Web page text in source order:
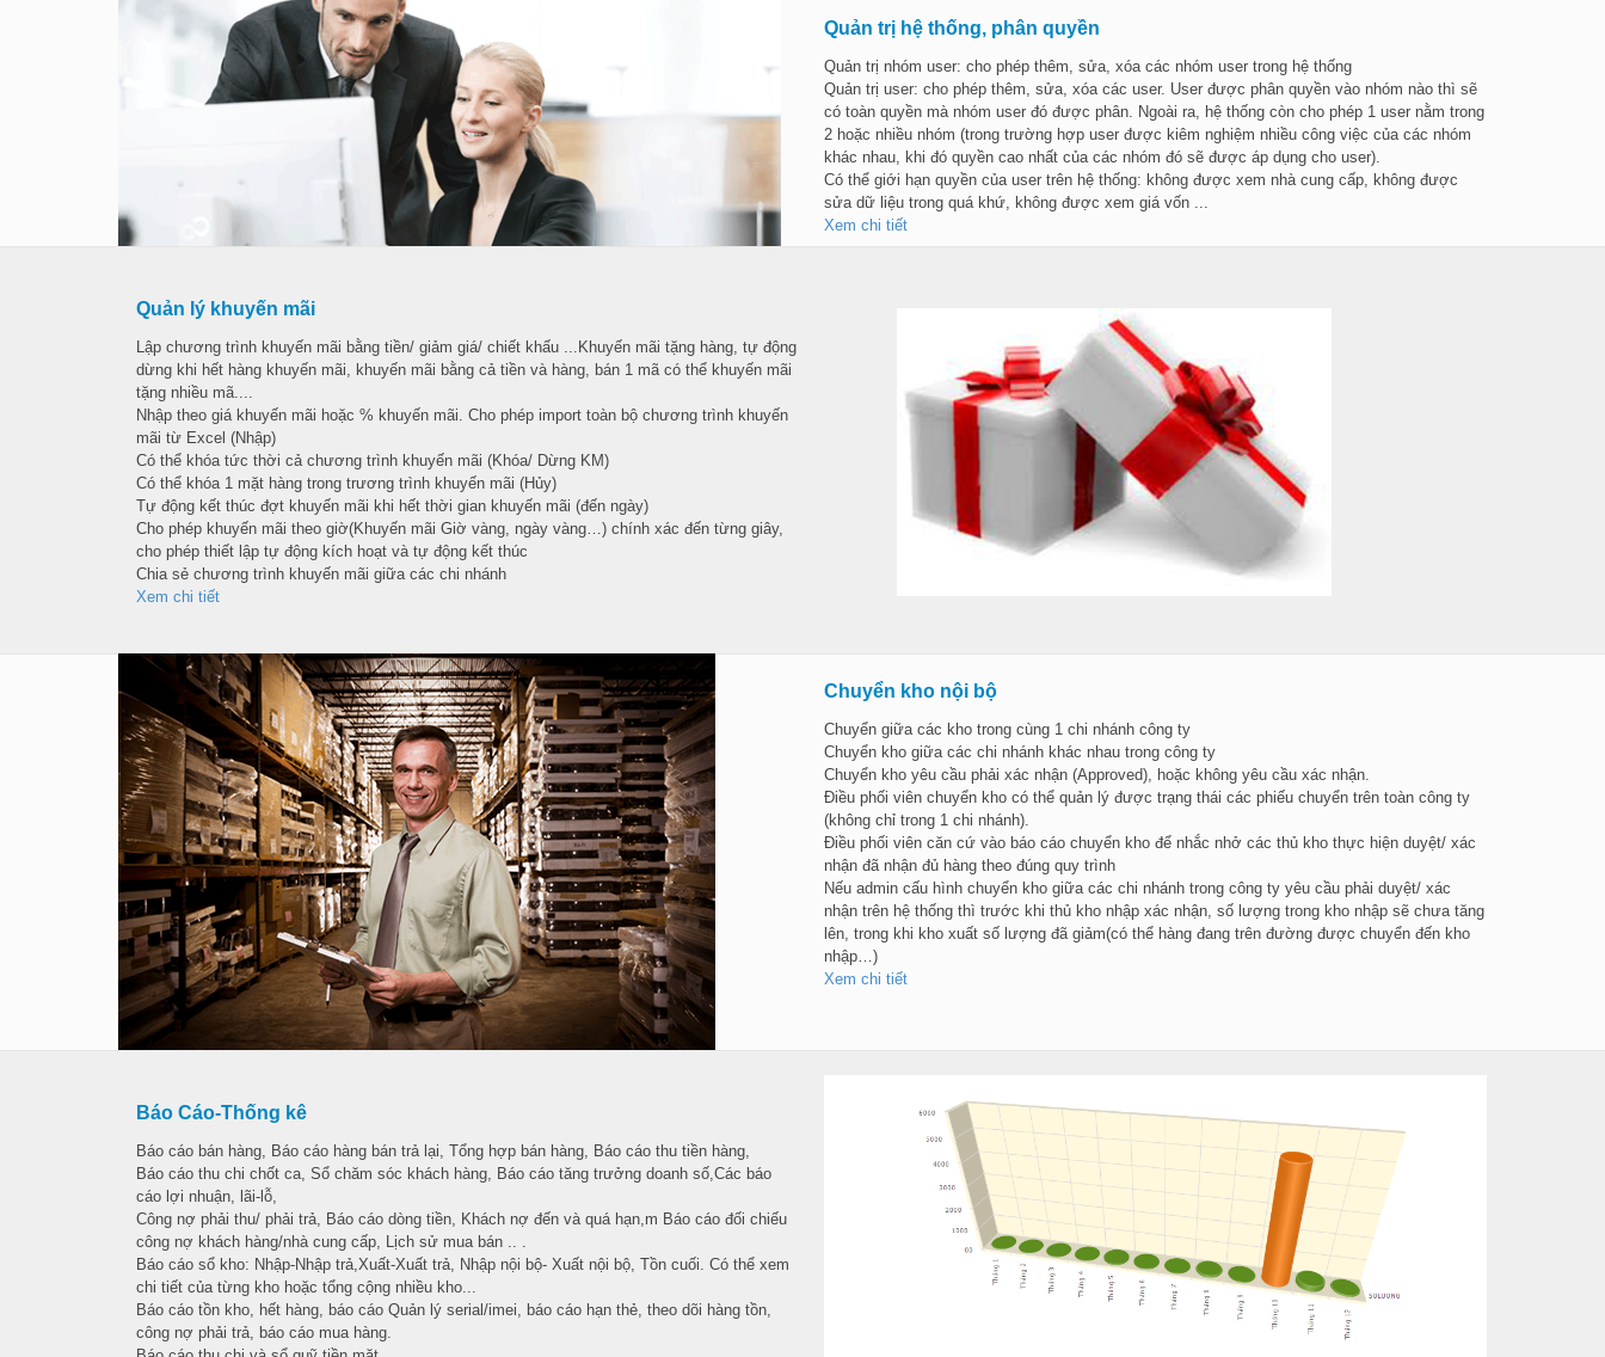
Quản trị hệ thống, phân quyền
Quản trị nhóm user: cho phép thêm, sửa, xóa các nhóm user trong hệ thống
Quản trị user: cho phép thêm, sửa, xóa các user. User được phân quyền vào nhóm nào thì sẽ
có toàn quyền mà nhóm user đó được phân. Ngoài ra, hệ thống còn cho phép 1 user nằm trong
2 hoặc nhiều nhóm (trong trường hợp user được kiêm nghiệm nhiều công việc của các nhóm
khác nhau, khi đó quyền cao nhất của các nhóm đó sẽ được áp dụng cho user).
Có thể giới hạn quyền của user trên hệ thống: không được xem nhà cung cấp, không được
sửa dữ liệu trong quá khứ, không được xem giá vốn ...
Xem chi tiết
Quản lý khuyến mãi
Lập chương trình khuyến mãi bằng tiền/ giảm giá/ chiết khấu ...Khuyến mãi tặng hàng, tự động
dừng khi hết hàng khuyến mãi, khuyến mãi bằng cả tiền và hàng, bán 1 mã có thể khuyến mãi
tặng nhiều mã....
Nhập theo giá khuyến mãi hoặc % khuyến mãi. Cho phép import toàn bộ chương trình khuyến
mãi từ Excel (Nhập)
Có thể khóa tức thời cả chương trình khuyến mãi (Khóa/ Dừng KM)
Có thể khóa 1 mặt hàng trong trương trình khuyến mãi (Hủy)
Tự động kết thúc đợt khuyến mãi khi hết thời gian khuyến mãi (đến ngày)
Cho phép khuyến mãi theo giờ(Khuyến mãi Giờ vàng, ngày vàng…) chính xác đến từng giây,
cho phép thiết lập tự động kích hoạt và tự động kết thúc
Chia sẻ chương trình khuyến mãi giữa các chi nhánh
Xem chi tiết
Chuyển kho nội bộ
Chuyển giữa các kho trong cùng 1 chi nhánh công ty
Chuyển kho giữa các chi nhánh khác nhau trong công ty
Chuyển kho yêu cầu phải xác nhận (Approved), hoặc không yêu cầu xác nhận.
Điều phối viên chuyển kho có thể quản lý được trạng thái các phiếu chuyển trên toàn công ty
(không chỉ trong 1 chi nhánh).
Điều phối viên căn cứ vào báo cáo chuyển kho để nhắc nhở các thủ kho thực hiện duyệt/ xác
nhận đã nhận đủ hàng theo đúng quy trình
Nếu admin cấu hình chuyển kho giữa các chi nhánh trong công ty yêu cầu phải duyệt/ xác
nhận trên hệ thống thì trước khi thủ kho nhập xác nhận, số lượng trong kho nhập sẽ chưa tăng
lên, trong khi kho xuất số lượng đã giảm(có thể hàng đang trên đường được chuyển đến kho
nhập…)
Xem chi tiết
Báo Cáo-Thống kê
Báo cáo bán hàng, Báo cáo hàng bán trả lại, Tổng hợp bán hàng, Báo cáo thu tiền hàng,
Báo cáo thu chi chốt ca, Sổ chăm sóc khách hàng, Báo cáo tăng trưởng doanh số,Các báo
cáo lợi nhuận, lãi-lỗ,
Công nợ phải thu/ phải trả, Báo cáo dòng tiền, Khách nợ đến và quá hạn,m Báo cáo đối chiếu
công nợ khách hàng/nhà cung cấp, Lịch sử mua bán .. .
Báo cáo sổ kho: Nhập-Nhập trả,Xuất-Xuất trả, Nhập nội bộ- Xuất nội bộ, Tồn cuối. Có thể xem
chi tiết của từng kho hoặc tổng cộng nhiều kho...
Báo cáo tồn kho, hết hàng, báo cáo Quản lý serial/imei, báo cáo hạn thẻ, theo dõi hàng tồn,
công nợ phải trả, báo cáo mua hàng.